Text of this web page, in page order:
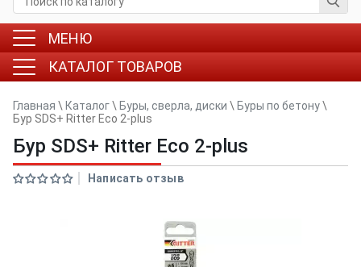
МЕНЮ
КАТАЛОГ ТОВАРОВ
Главная \ Каталог\ Буры, сверла, диски \ Буры по бетону\
Бур SDS+ Ritter Eco 2-plus
Бур SDS+ Ritter Eco 2-plus
Написать отзыв